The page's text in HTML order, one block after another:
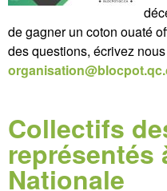
de gagner un coton ouaté
des questions, écrivez
Collectifs
représentés
Nationale